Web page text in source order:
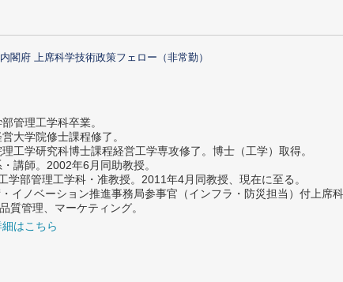
閣府 上席科学技術政策フェロー（非常勤）
管理工学科卒業。
大学院修士課程修了。
工学研究科博士課程経営工学専攻修了。博士（工学）取得。
講師。2002年6月同助教授。
学部管理工学科・准教授。2011年4月同教授、現在に至る。
イノベーション推進事務局参事官（インフラ・防災担当）付上席
質管理、マーケティング。
はこちら